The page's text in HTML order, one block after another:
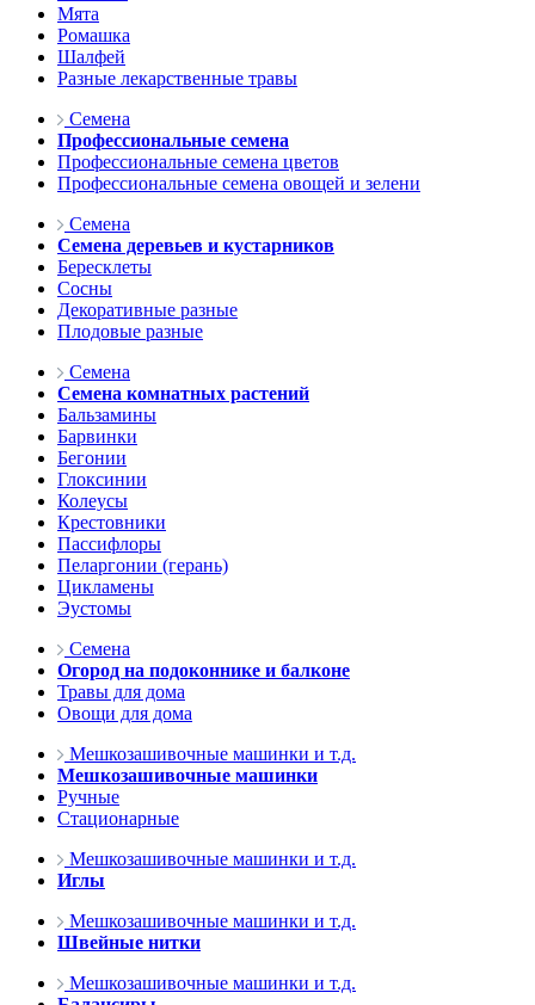
Мята
Ромашка
Шалфей
Разные лекарственные травы
Семена
Профессиональные семена
Профессиональные семена цветов
Профессиональные семена овощей и зелени
Семена
Семена деревьев и кустарников
Бересклеты
Сосны
Декоративные разные
Плодовые разные
Семена
Семена комнатных растений
Бальзамины
Барвинки
Бегонии
Глоксинии
Колеусы
Крестовники
Пассифлоры
Пеларгонии (герань)
Цикламены
Эустомы
Семена
Огород на подоконнике и балконе
Травы для дома
Овощи для дома
Мешкозашивочные машинки и т.д.
Мешкозашивочные машинки
Ручные
Стационарные
Мешкозашивочные машинки и т.д.
Иглы
Мешкозашивочные машинки и т.д.
Швейные нитки
Мешкозашивочные машинки и т.д.